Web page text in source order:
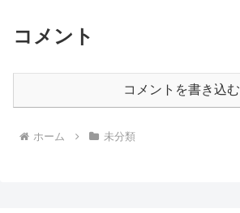
コメント
コメントを書き込む
ホーム 未分類